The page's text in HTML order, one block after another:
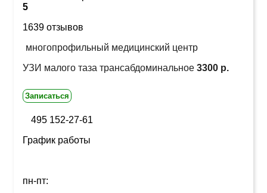
5
1639 отзывов
многопрофильный медицинский центр
УЗИ малого таза трансабдоминальное 3300 р.
Записаться
495 152-27-61
График работы
пн-пт: